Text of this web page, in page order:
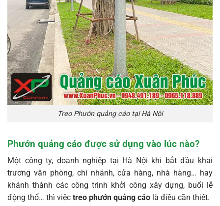
Treo Phướn quảng cáo tại Hà Nội
Phướn quảng cáo được sử dụng vào lúc nào?
Một công ty, doanh nghiệp tại Hà Nội khi bắt đầu khai
trương văn phòng, chi nhánh, cửa hàng, nhà hàng… hay
khánh thành các công trình khởi công xây dựng, buổi lễ
động thổ… thì việc treo phướn quảng cáo là điều cần thiết.